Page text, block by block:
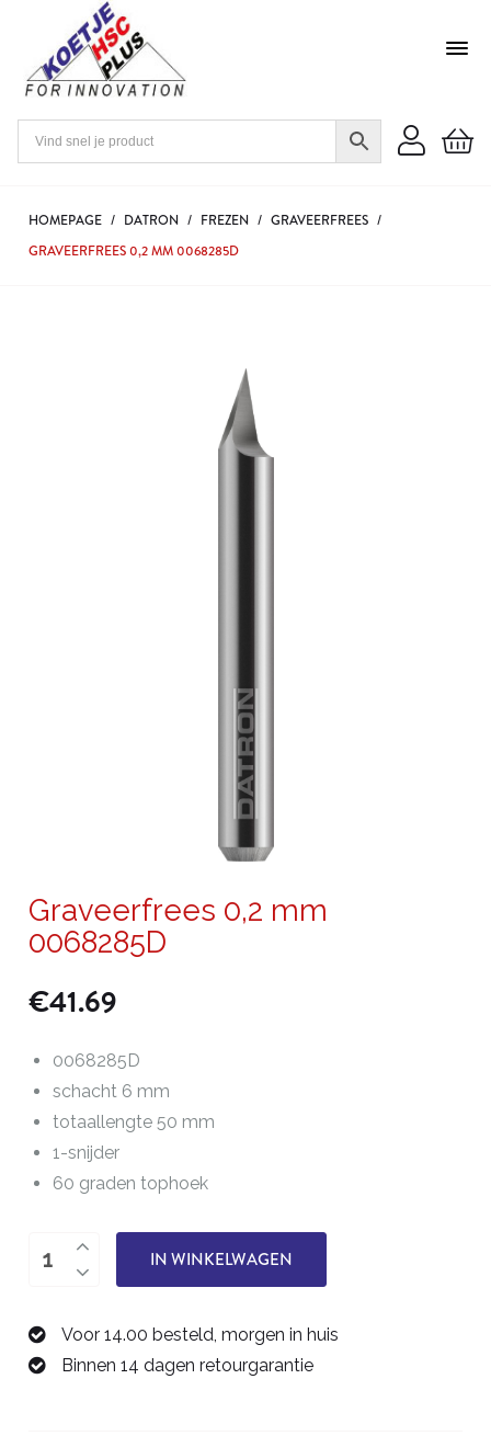
HOMEPAGE / DATRON / FREZEN / GRAVEERFREES /
GRAVEERFREES 0,2 MM 0068285D
Graveerfrees 0,2 mm
0068285D
€41.69
0068285D
schacht 6 mm
totaallengte 50 mm
1-snijder
60 graden tophoek
Graveerfrees
0068285D
aantal
IN WINKELWAGEN
Voor 14.00 besteld, morgen in huis
Binnen 14 dagen retourgarantie